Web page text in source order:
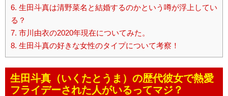
6. 生田斗真は清野菜名と結婚するのかという噂が浮上してい
る？
7. 市川由衣の2020年現在についてみた。
8. 生田斗真の好きな女性のタイプについて考察！
生田斗真（いくたとうま）の歴代彼女で熱愛
フライデーされた人がいるってマジ？